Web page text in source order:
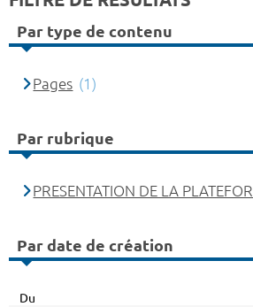
Par type de contenu
Pages (1)
Par rubrique
PRESENTATION DE LA
Par date de création
Du